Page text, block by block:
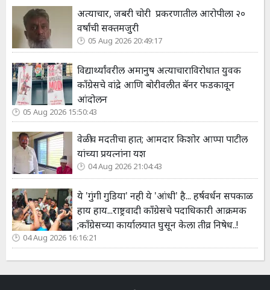
अत्याचार, जबरी चोरी प्रकरणातील आरोपीला २०
वर्षांची सक्तमजुरी
05 Aug 2026 20:49:17
विद्यार्थ्यांवरील अमानुष अत्याचाराविरोधात युवक
काँग्रेसचे वांद्रे आणि बोरीवलीत बॅनर फडकावून
आंदोलन
05 Aug 2026 15:50:43
वेळीच मदतीचा हात; आमदार किशोर आप्पा पाटील
यांच्या प्रयत्नांना यश
04 Aug 2026 21:04:43
ये 'गुंगी गुडिया' नही ये 'आंधी' है... हर्षवर्धन सपकाळ
हाय हाय...राष्ट्रवादी काँग्रेसचे पदाधिकारी आक्रमक
;कॉंग्रेसच्या कार्यालयात घुसून केला तीव्र निषेध..!
04 Aug 2026 16:16:21